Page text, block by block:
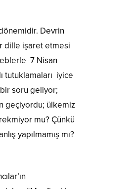
Devrin
dille işaret etmesi
7 Nisan
tutuklamaları iyice
soru geliyor;
geçiyordu; ülkemiz
mu? Çünkü
yapılmamış mı?